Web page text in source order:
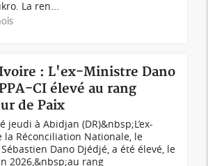
La ren...
: L'ex-Ministre Dano
CI élevé au rang
de Paix
jeudi à Abidjan (DR)&nbsp;L’ex-
la Réconciliation Nationale, le
Dano Djédjé, a été élevé, le
2026,&nbsp;au rang